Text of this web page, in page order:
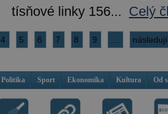
tísňové linky 156... Celý
4 5 6 7 8 9
Politika Sport Ekonomika Kultura Od